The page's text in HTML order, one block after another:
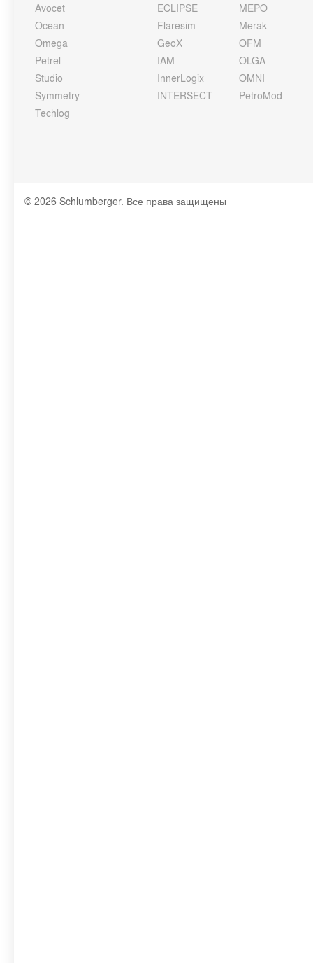
Avocet
Ocean
Omega
Petrel
Studio
Symmetry
Techlog
ECLIPSE
Flaresim
GeoX
IAM
InnerLogix
INTERSECT
MEPO
Merak
OFM
OLGA
OMNI
PetroMod
© 2026 Schlumberger. Все права защищены